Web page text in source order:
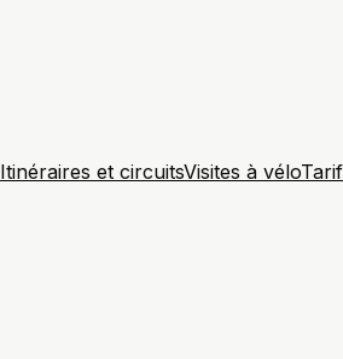
Itinéraires et circuitsVisites à vélo